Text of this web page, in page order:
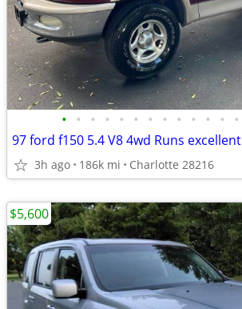
• • • • • • • • • • • • •
97 ford f150 5.4 V8 4wd Runs excellent
3h ago 186k mi Charlotte 28216
$5,600